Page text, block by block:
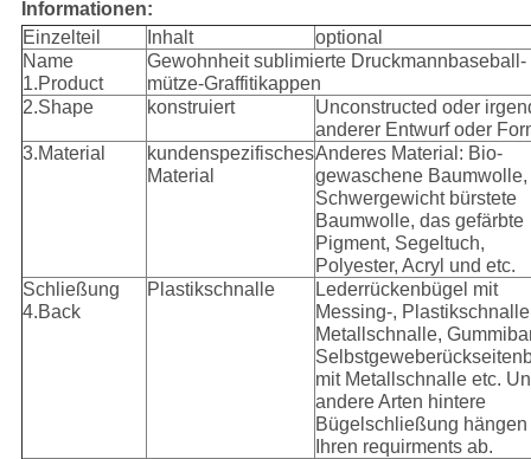
Informationen:
Einzelteil
Inhalt
optional
Name
1.Product
Gewohnheit sublimierte Druckmannbaseball-
mütze-Graffitikappen
2.Shape
konstruiert
Unconstructed oder
anderer Entwurf oder
3.Material
kundenspezifisches
Material
Anderes Material: Bio-
gewaschene Baumwolle,
Schwergewicht bürstete
Baumwolle, das gefärbte
Pigment, Segeltuch,
Polyester, Acryl und etc.
Schließung
4.Back
Plastikschnalle
Lederrückenbügel mit
Messing-,
Metallschnalle,
mit Metallschnalle etc.
andere Arten hintere
Bügelschließung hängen
Ihren requirments ab.